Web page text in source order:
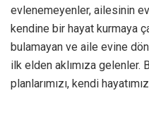
evlenemeyenler, ailesinin
kendine bir hayat kurmaya
bulamayan ve aile evine
ilk elden aklımıza
planlarımızı, kendi